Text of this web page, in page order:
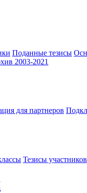
Поданные тезисы
2003-2021
для партнеров
Тезисы